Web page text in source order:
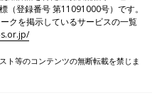
（登録番号 第11091000号）です。
クを掲示しているサービスの一覧
ト等のコンテンツの無断転載を禁じま